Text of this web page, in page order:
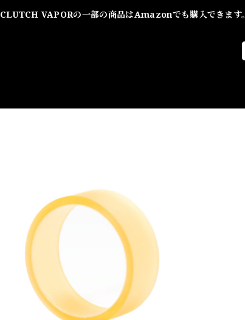
CLUTCH VAPORの一部の商品はAmazonでも購入できます。